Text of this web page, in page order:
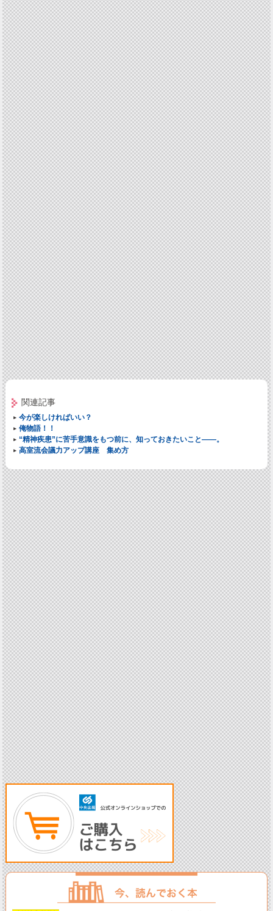
関連記事
今が楽しければいい？
俺物語！！
“精神疾患”に苦手意識をもつ前に、知っておきたいこと――。
高室流会議力アップ講座 集め方